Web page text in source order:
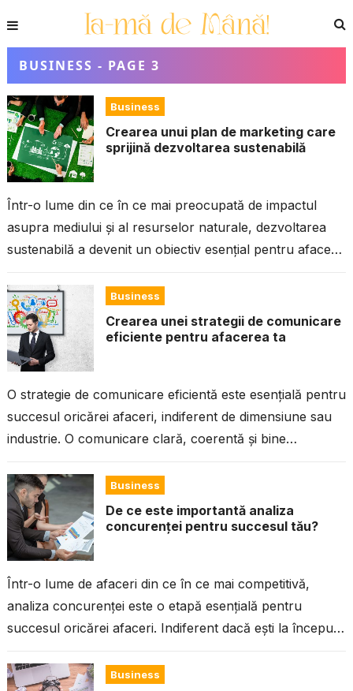
BUSINESS - PAGE 3
Business
Crearea unui plan de marketing care
sprijină dezvoltarea sustenabilă
Într-o lume din ce în ce mai preocupată de impactul
asupra mediului și al resurselor naturale, dezvoltarea
sustenabilă a devenit un obiectiv esențial pentru afaceri.
Business
Crearea unei strategii de comunicare
eficiente pentru afacerea ta
O strategie de comunicare eficientă este esențială pentru
succesul oricărei afaceri, indiferent de dimensiune sau
industrie. O comunicare clară, coerentă și bine
Business
De ce este importantă analiza
concurenței pentru succesul tău?
Într-o lume de afaceri din ce în ce mai competitivă,
analiza concurenței este o etapă esențială pentru
succesul oricărei afaceri. Indiferent dacă ești la început
Business